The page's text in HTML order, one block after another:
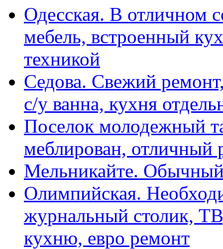
Одесская. В отличном
мебель, встроенный
техникой
Седова. Свежий
с/у ванна, кухня
Поселок молодежный
меблирован, отличный
Мельникайте.
Олимпийская.
журнальный столик,
кухню, евро ремонт